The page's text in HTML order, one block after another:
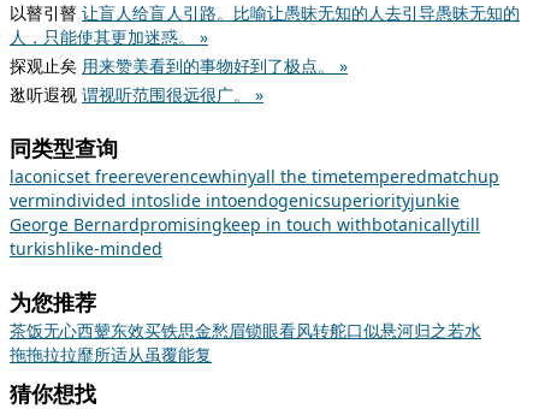
以瞽引瞽 让盲人给盲人引路。比喻让愚昧无知的人去引导愚昧无知的
人，只能使其更加迷惑。 »
探观止矣 用来赞美看到的事物好到了极点。 »
逖听遐视 谓视听范围很远很广。 »
同类型查询
laconicset freereverencewhinyall the timetemperedmatchup
vermindivided intoslide intoendogenicsuperiorityjunkie
George Bernardpromisingkeep in touch withbotanicallytill
turkishlike-minded
为您推荐
茶饭无心西颦东效买铁思金愁眉锁眼看风转舵口似悬河归之若水
拖拖拉拉靡所适从虽覆能复
猜你想找